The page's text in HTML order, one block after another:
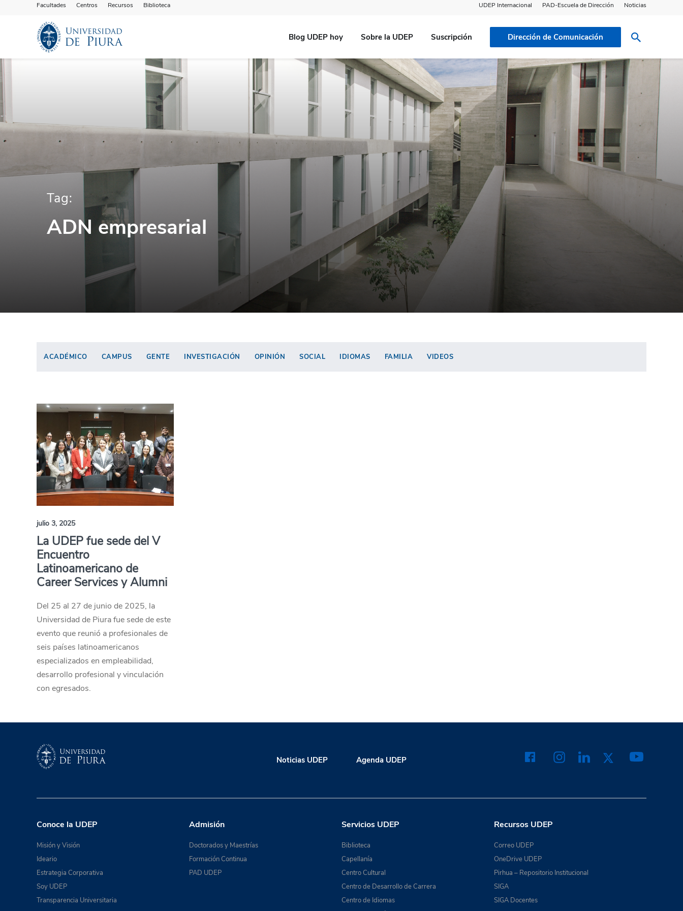
Facultades Centros Recursos Biblioteca UDEP Internacional PAD-Escuela de Dirección Noticias
Blog UDEP hoy Sobre la UDEP Suscripción Dirección de Comunicación
Tag:
ADN empresarial
ACADÉMICO CAMPUS GENTE INVESTIGACIÓN OPINIÓN SOCIAL IDIOMAS FAMILIA VIDEOS
julio 3, 2025
La UDEP fue sede del V
Encuentro
Latinoamericano de
Career Services y Alumni
Del 25 al 27 de junio de 2025, la
Universidad de Piura fue sede de este
evento que reunió a profesionales de
seis países latinoamericanos
especializados en empleabilidad,
desarrollo profesional y vinculación
con egresados.
Noticias UDEP Agenda UDEP
Conoce la UDEP
Misión y Visión
Ideario
Estrategia Corporativa
Soy UDEP
Transparencia Universitaria
Admisión
Doctorados y Maestrías
Formación Continua
PAD UDEP
Servicios UDEP
Biblioteca
Capellanía
Centro Cultural
Centro de Desarrollo de Carrera
Centro de Idiomas
Recursos UDEP
Correo UDEP
OneDrive UDEP
Pirhua – Repositorio Institucional
SIGA
SIGA Docentes